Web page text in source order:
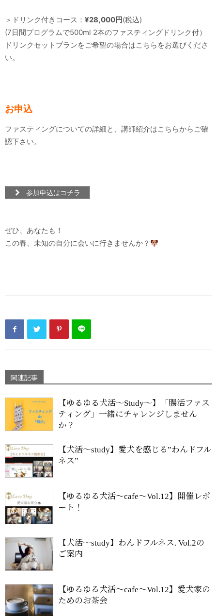
＞ドリンク付きコース： ¥28,000円(税込)
(7日間プログラムで500ml 2本のファスティングドリンク付）
ドリンクセットプランをご希望の場合はこちらをお選びくださ
い。
お申込
ファスティングについての詳細と、講師紹介はこちらからご確
認下さい。
参加申込はコチラ
ぜひ、あなたも！
この春、未知の自分に会いに行きませんか？
関連記事
【ゆるゆる犬活〜Study〜】「腸活ファス
ティング」一緒にチャレンジしません
か？
【犬活〜study】愛犬を感じる”わんドフル
ネス”
【ゆるゆる犬活〜cafe〜Vol.12】開催レポ
ート！
【犬活〜study】わんドフルネス. Vol.2の
ご案内
【ゆるゆる犬活〜cafe〜Vol.12】愛犬家の
ためのお茶会